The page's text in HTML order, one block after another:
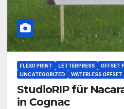
FLEXO PRINT LETTERPRESS OFFSET
UNCATEGORIZED
WATERLESS OFFSET
StudioRIP für
in Cognac